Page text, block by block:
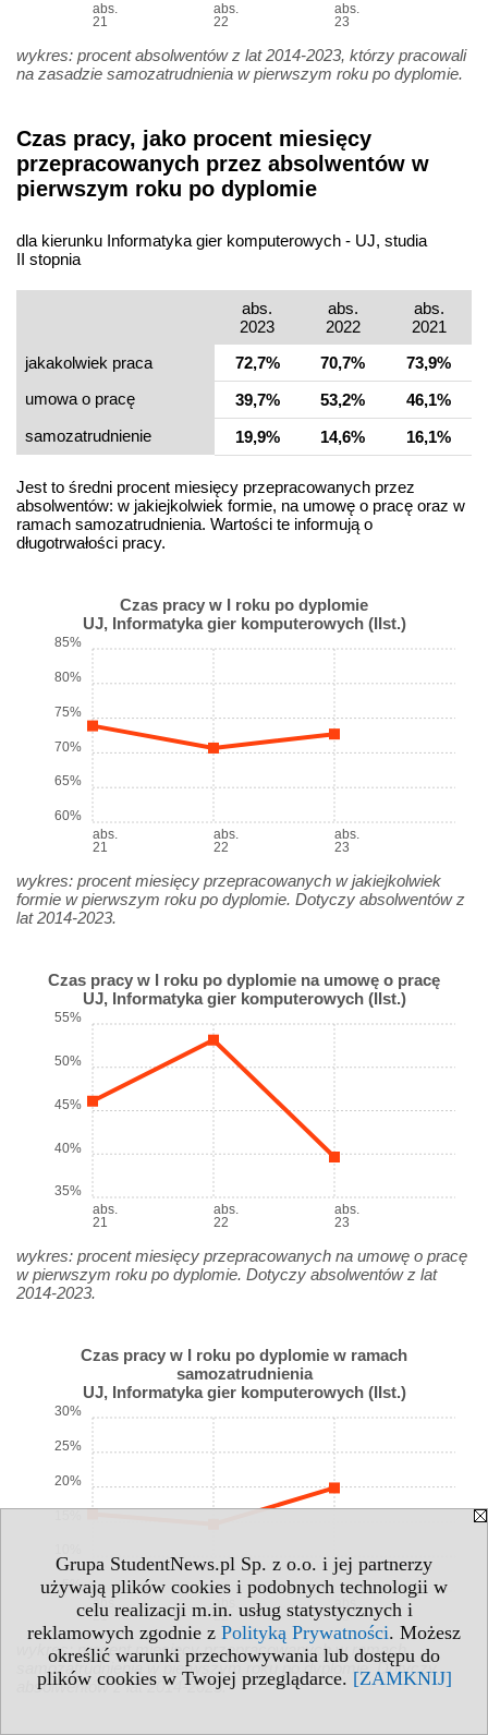
Grupa StudentNews.pl Sp. z o.o. i jej partnerzy
używają plików cookies i podobnych technologii w
celu realizacji m.in. usług statystycznych i
reklamowych zgodnie z Polityką Prywatności. Możesz
określić warunki przechowywania lub dostępu do
plików cookies w Twojej przeglądarce. [ZAMKNIJ]
abs.
21
abs.
22
abs.
23
wykres: procent absolwentów z lat 2014-2023, którzy pracowali
na zasadzie samozatrudnienia w pierwszym roku po dyplomie.
Czas pracy, jako procent miesięcy
przepracowanych przez absolwentów w
pierwszym roku po dyplomie
dla kierunku Informatyka gier komputerowych - UJ, studia
II stopnia
abs.
2023
abs.
2022
abs.
2021
jakakolwiek praca
72,7% 70,7%
73,9%
umowa o pracę
39,7% 53,2%
46,1%
samo­zatrudnienie
19,9% 14,6% 16,1%
Jest to średni procent miesięcy przepracowanych przez
absolwentów: w jakiejkolwiek formie, na umowę o pracę oraz w
ramach samozatrudnienia. Wartości te informują o
długotrwałości pracy.
Czas pracy w I roku po dyplomie
UJ, Informatyka gier komputerowych (IIst.)
abs.
21
abs.
22
abs.
23
60%
65%
70%
75%
80%
85%
wykres: procent miesięcy przepracowanych w jakiejkolwiek
formie w pierwszym roku po dyplomie. Dotyczy absolwentów z
lat 2014-2023.
Czas pracy w I roku po dyplomie na umowę o pracę
UJ, Informatyka gier komputerowych (IIst.)
abs.
21
abs.
22
abs.
23
35%
40%
45%
50%
55%
wykres: procent miesięcy przepracowanych na umowę o pracę
w pierwszym roku po dyplomie. Dotyczy absolwentów z lat
2014-2023.
Czas pracy w I roku po dyplomie w ramach
samozatrudnienia
UJ, Informatyka gier komputerowych (IIst.)
abs.
21
abs.
22
23
5%
20%
25%
30%
wykres: procent miesięcy przepracowanych w ramach
samozatrudnienia w pierwszym roku po dyplomie. Dotyczy
absolwentów z lat 2014-2023.